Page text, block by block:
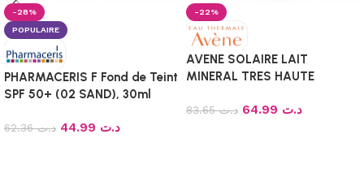
-28%
POPULAIRE
PHARMACERIS F Fond de Teint
SPF 50+ (02 SAND), 30ml
د.ت62.36 د.ت
-22%
AVENE SOLAIRE LAIT
MINERAL TRES HAUTE
د.ت83.65 د.ت